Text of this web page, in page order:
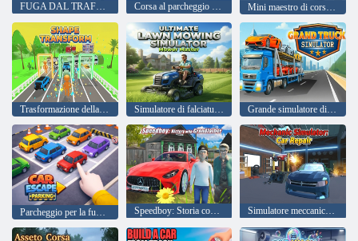
FUGA DAL TRAFFICO 3D Corsa al parcheggio del simulatore di camion Mini maestro di corse automobilistiche 3D
Trasformazione della forma Simulatore di falciatura del prato definitivo Mower Master Grande simulatore di camion
Speedboy: Storia con il nonno Simulatore meccanico: riparazione auto